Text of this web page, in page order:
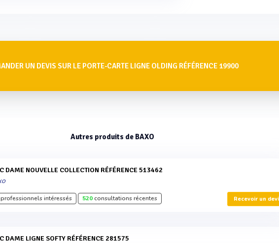
UN DEVIS SUR LE PORTE-CARTE LIGNE OLDING RÉFÉRENCE 19900
Autres produits de BAXO
DAME NOUVELLE COLLECTION RÉFÉRENCE 513462
intéressés 520consultations récentes Recevoir un
DAME LIGNE SOFTY RÉFÉRENCE 281575